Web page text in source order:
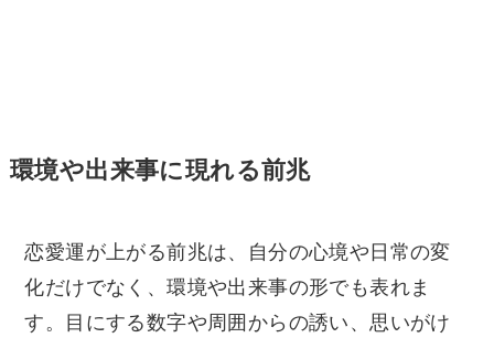
環境や出来事に現れる前兆
恋愛運が上がる前兆は、自分の心境や日常の変
化だけでなく、環境や出来事の形でも表れま
す。目にする数字や周囲からの誘い、思いがけ